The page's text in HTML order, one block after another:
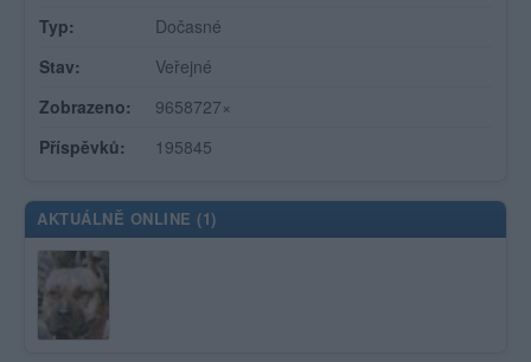
Typ:
Dočasné
Stav:
Veřejné
Zobrazeno:
9658727×
Příspěvků:
195845
AKTUÁLNĚ ONLINE (1)